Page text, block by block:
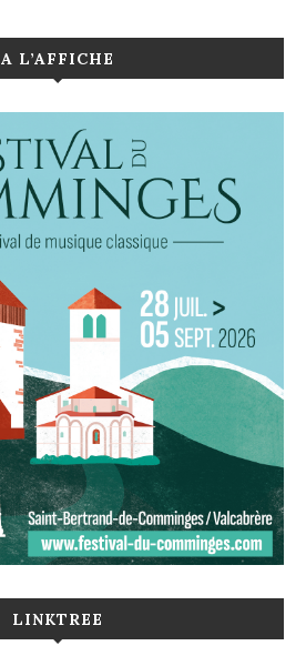
A L’AFFICHE
LINKTREE